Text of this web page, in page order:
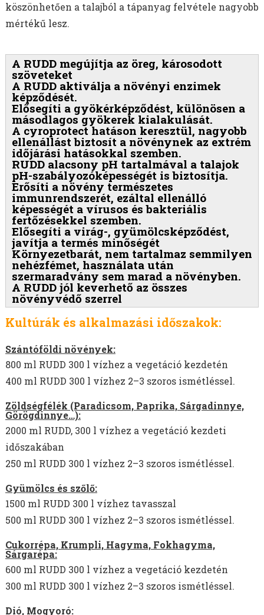
köszönhetően a talajból a tápanyag felvétele nagyobb
mértékű lesz.
A RUDD megújítja az öreg, károsodott
szöveteket
A RUDD aktiválja a növényi enzimek
képződését.
Elősegíti a gyökérképződést, különösen a
másodlagos gyökerek kialakulását.
A cyroprotect hatáson keresztül, nagyobb
ellenállást biztosít a növénynek az extrém
időjárási hatásokkal szemben.
RUDD alacsony pH tartalmával a talajok
pH-szabályozóképességét is biztosítja.
Erősíti a növény természetes
immunrendszerét, ezáltal ellenálló
képességét a vírusos és bakteriális
fertőzésekkel szemben.
Elősegíti a virág-, gyümölcsképződést,
javítja a termés minőségét
Környezetbarát, nem tartalmaz semmilyen
nehézfémet, használata után
szermaradvány sem marad a növényben.
A RUDD jól keverhető az összes
növényvédő szerrel
Kultúrák és alkalmazási időszakok:
Szántóföldi növények:
800 ml RUDD 300 l vízhez a vegetáció kezdetén
400 ml RUDD 300 l vízhez 2–3 szoros ismétléssel.
Zöldségfélék (Paradicsom, Paprika, Sárgadinnye,
Görögdinnye…):
2000 ml RUDD, 300 l vízhez a vegetáció kezdeti
időszakában
250 ml RUDD 300 l vízhez 2–3 szoros ismétléssel.
Gyümölcs és szőlő:
1500 ml RUDD 300 l vízhez tavasszal
500 ml RUDD 300 l vízhez 2–3 szoros ismétléssel.
Cukorrépa, Krumpli, Hagyma, Fokhagyma,
Sárgarépa:
600 ml RUDD 300 l vízhez a vegetáció kezdetén
300 ml RUDD 300 l vízhez 2–3 szoros ismétléssel.
Dió, Mogyoró: